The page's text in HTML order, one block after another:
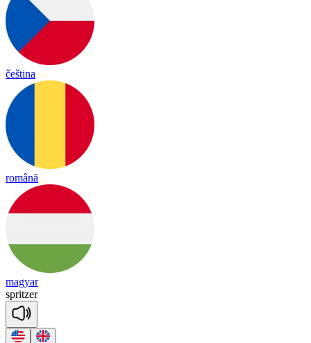
čeština
română
magyar
spritzer